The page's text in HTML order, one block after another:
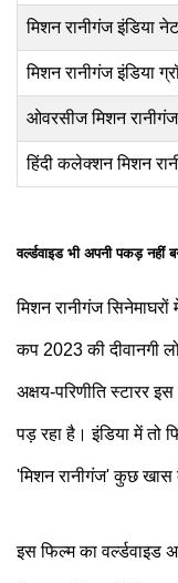
मिशन रानीगंज इंडिया
मिशन रानीगंज इंडिया
ओवरसीज मिशन
हिंदी कलेक्शन मिशन
वर्ल्डवाइड भी अपनी पकड़ नहीं
मिशन रानीगंज
कप 2023 की दीवानगी
अक्षय-परिणीति स्टारर
पड़ रहा है। इंडिया में तो
'मिशन रानीगंज' कुछ खास
इस फिल्म का